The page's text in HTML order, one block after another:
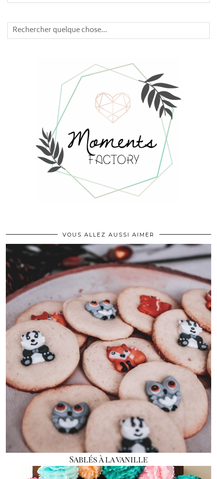
VOUS ALLEZ AUSSI AIMER
Sablés à la vanille